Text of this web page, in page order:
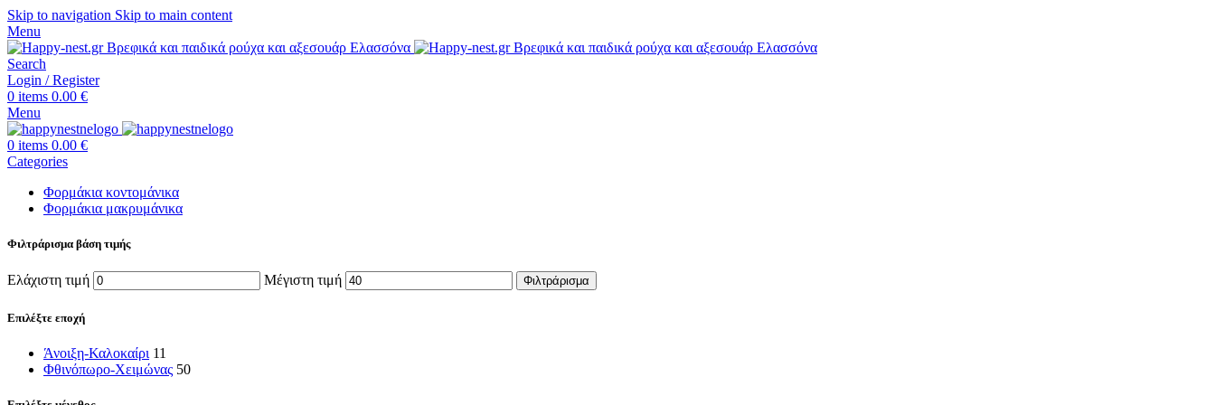
Skip to navigation Skip to main content
Menu
Search
Login / Register
0 items 0.00 €
Menu
0 items 0.00 €
Categories
Φορμάκια κοντομάνικα
Φορμάκια μακρυμάνικα
Φιλτράρισμα βάση τιμής
Ελάχιστη τιμή Μέγιστη τιμή Φιλτράρισμα
Επιλέξτε εποχή
Άνοιξη-Καλοκαίρι 11
Φθινόπωρο-Χειμώνας 50